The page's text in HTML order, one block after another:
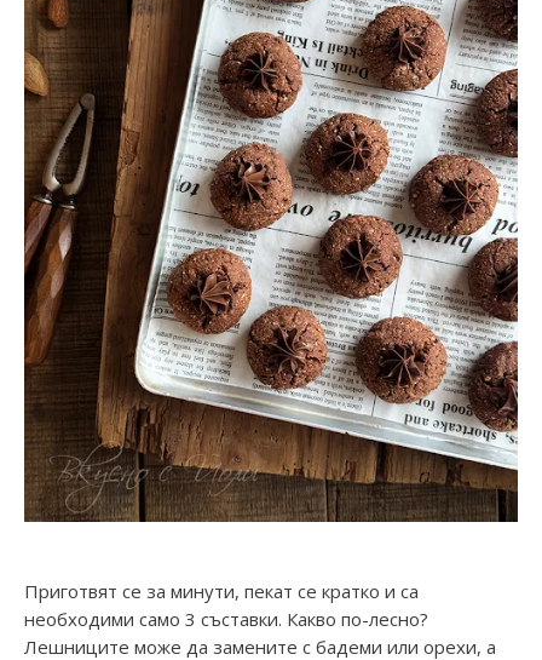
Приготвят се за минути, пекат се кратко и са
необходими само 3 съставки. Какво по-лесно?
Лешниците може да замените с бадеми или орехи, а